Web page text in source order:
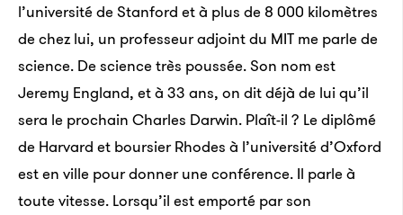
l’université de Stanford et à plus de 8 000 kilomètres
de chez lui, un professeur adjoint du MIT me parle de
science. De science très poussée. Son nom est
Jeremy England, et à 33 ans, on dit déjà de lui qu’il
sera le prochain Charles Darwin. Plaît-il ? Le diplômé
de Harvard et boursier Rhodes à l’université d’Oxford
est en ville pour donner une conférence. Il parle à
toute vitesse. Lorsqu’il est emporté par son